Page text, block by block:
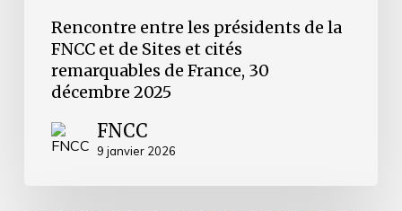
2025Rencontre entre les présidents de la
FNCC et de Sites et cités
remarquables de France, 30
décembre 2025
FNCC
9 janvier 2026